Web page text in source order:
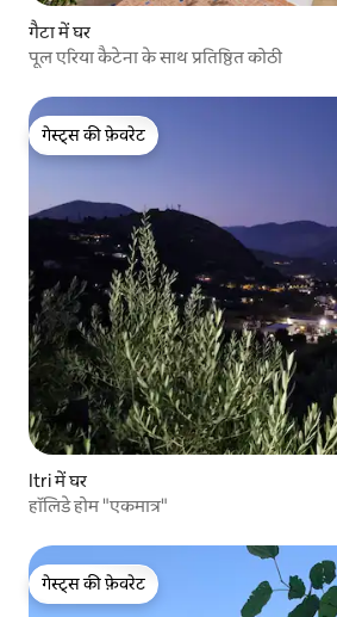
गैटा में घर
पूल एरिया कैटेना के साथ प्रतिष्ठित कोठी
गेस्ट्स की फ़ेवरेट
गेस्ट्स की फ़ेवरेट
Itri में घर
हॉलिडे होम "एकमात्र"
गेस्ट्स की फ़ेवरेट
गेस्ट्स की फ़ेवरेट